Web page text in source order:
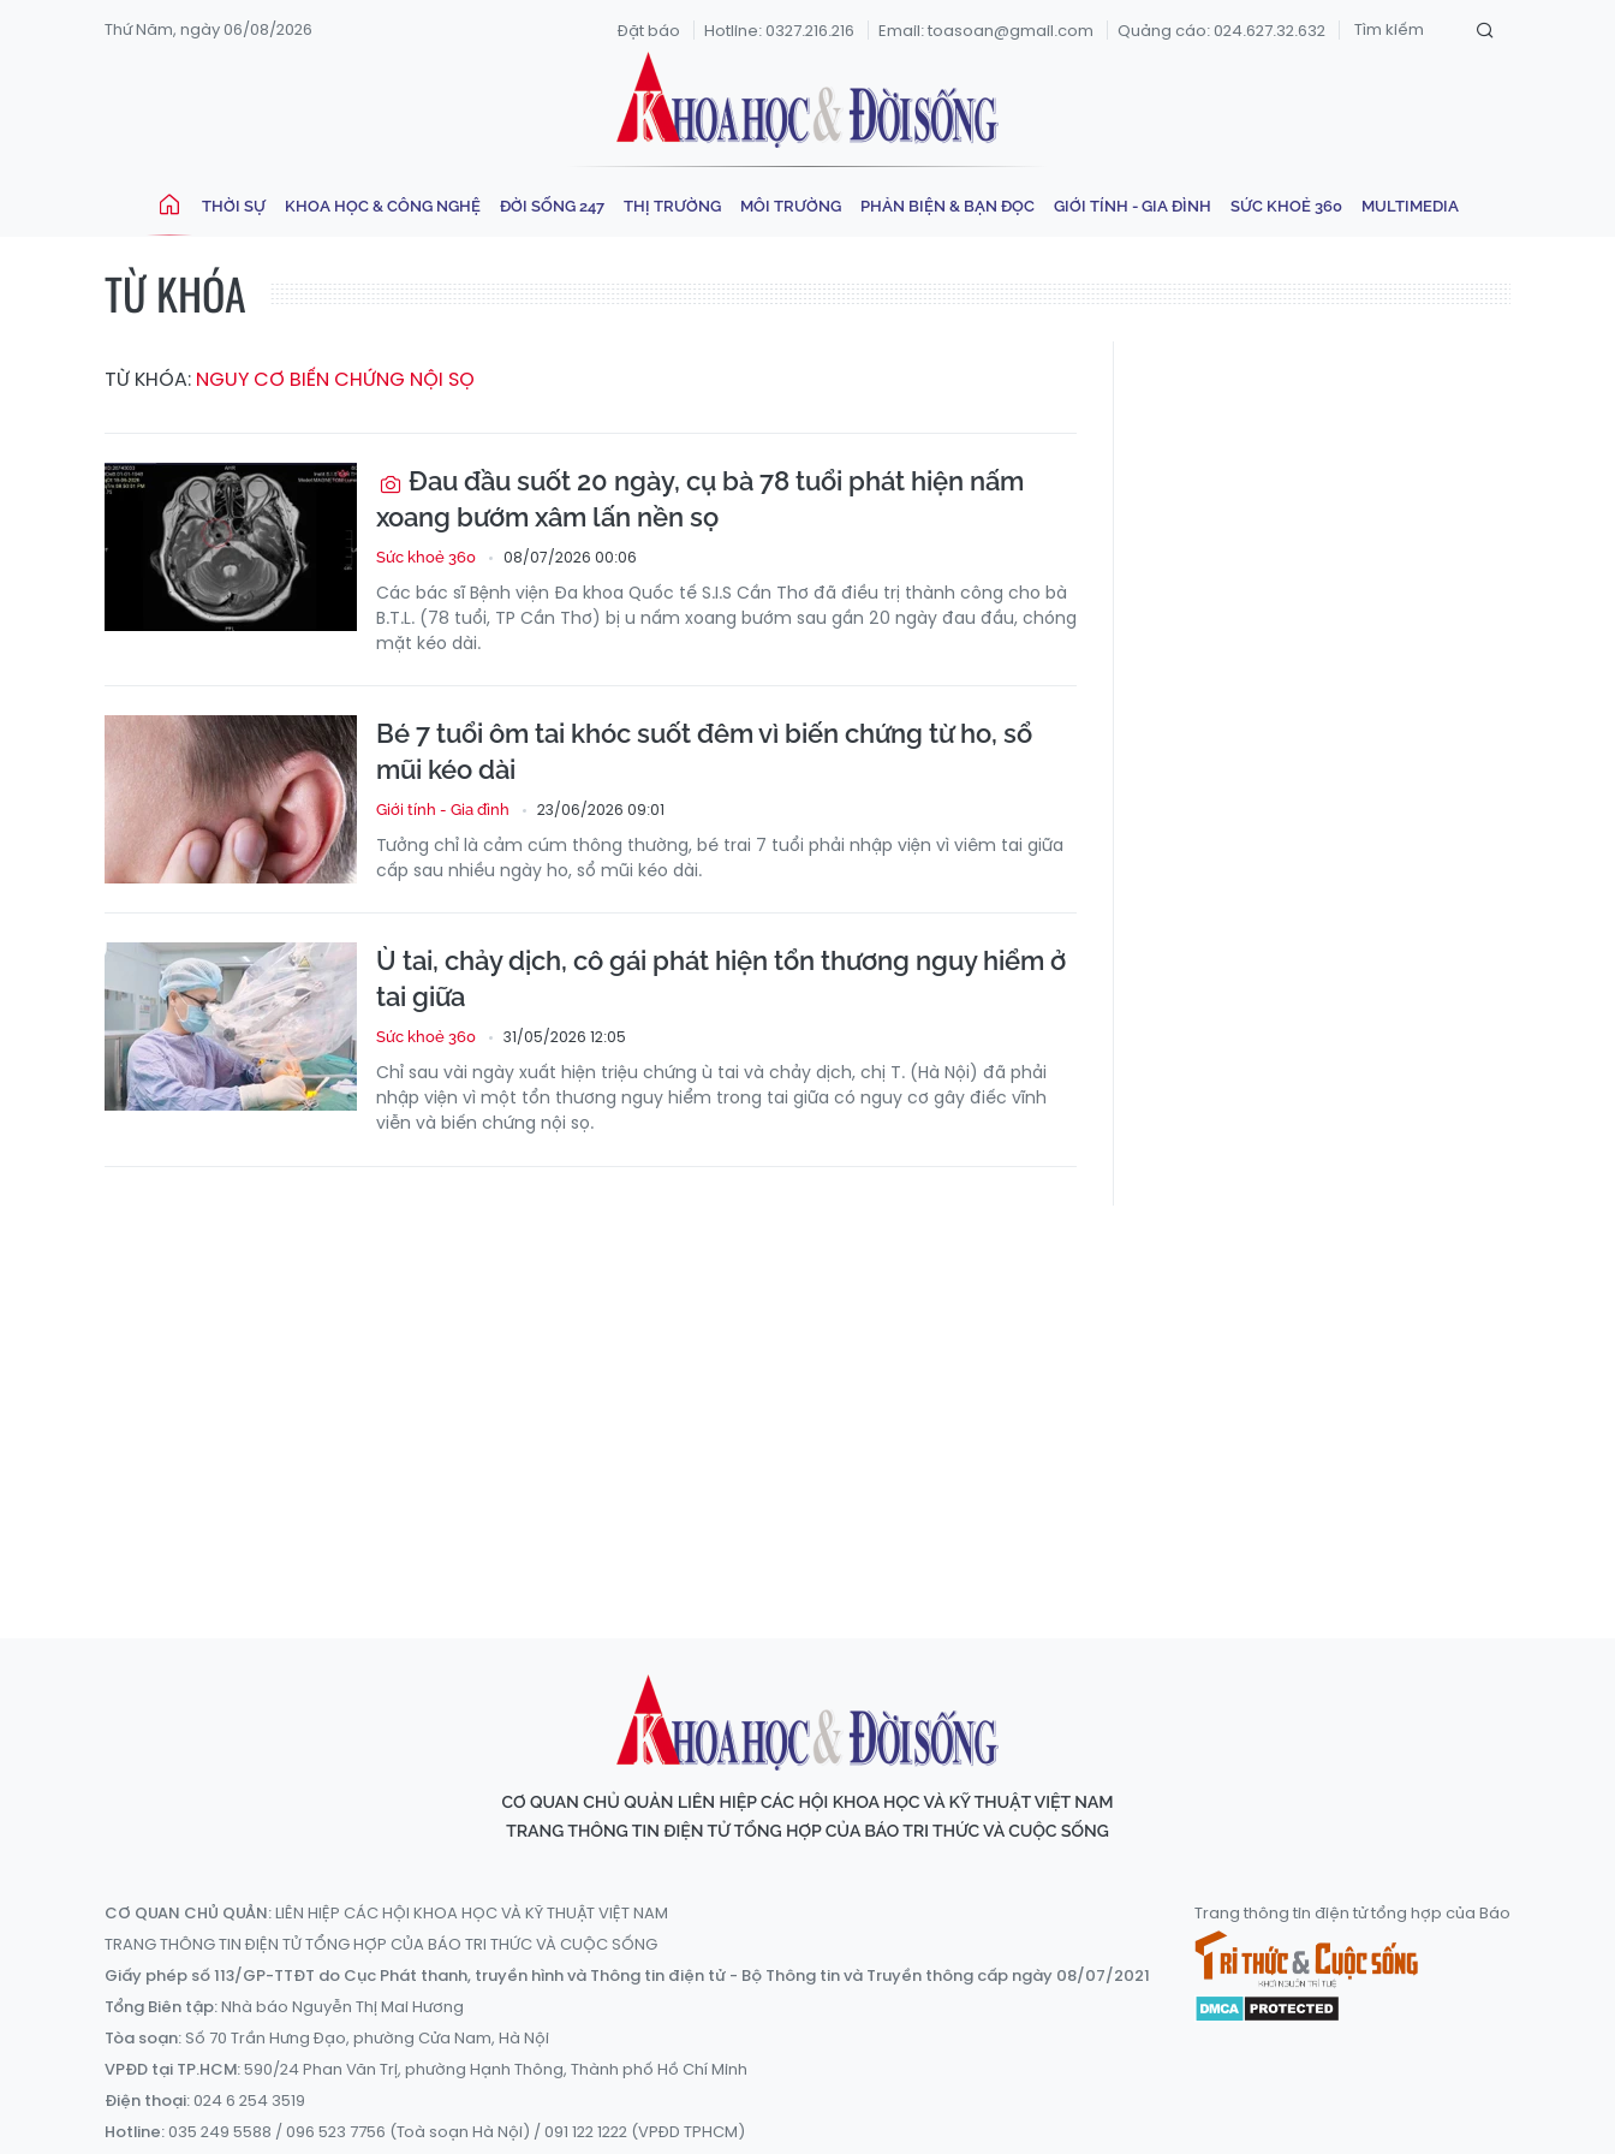
Thứ Năm, ngày 06/08/2026 Đặt báo Hotline: 0327.216.216 Email: toasoan@gmail.com Quảng cáo: 024.627.32.632
THỜI SỰ KHOA HỌC & CÔNG NGHỆ ĐỜI SỐNG 247 THỊ TRƯỜNG MÔI TRƯỜNG PHẢN BIỆN & BẠN ĐỌC GIỚI TÍNH - GIA ĐÌNH SỨC KHOẺ 360 MULTIMEDIA
TỪ KHÓA
TỪ KHÓA: NGUY CƠ BIẾN CHỨNG NỘI SỌ
Đau đầu suốt 20 ngày, cụ bà 78 tuổi phát hiện nấm
xoang bướm xâm lấn nền sọ
Sức khoẻ 360 08/07/2026 00:06
Các bác sĩ Bệnh viện Đa khoa Quốc tế S.I.S Cần Thơ đã điều trị thành công cho bà
B.T.L. (78 tuổi, TP Cần Thơ) bị u nấm xoang bướm sau gần 20 ngày đau đầu, chóng
mặt kéo dài.
Bé 7 tuổi ôm tai khóc suốt đêm vì biến chứng từ ho, sổ
mũi kéo dài
Giới tính - Gia đình 23/06/2026 09:01
Tưởng chỉ là cảm cúm thông thường, bé trai 7 tuổi phải nhập viện vì viêm tai giữa
cấp sau nhiều ngày ho, sổ mũi kéo dài.
Ù tai, chảy dịch, cô gái phát hiện tổn thương nguy hiểm ở
tai giữa
Sức khoẻ 360 31/05/2026 12:05
Chỉ sau vài ngày xuất hiện triệu chứng ù tai và chảy dịch, chị T. (Hà Nội) đã phải
nhập viện vì một tổn thương nguy hiểm trong tai giữa có nguy cơ gây điếc vĩnh
viễn và biến chứng nội sọ.
CƠ QUAN CHỦ QUẢN:LIÊN HIỆP CÁC HỘI KHOA HỌC VÀ KỸ THUẬT VIỆT NAM
TRANG THÔNG TIN ĐIỆN TỬ TỔNG HỢP CỦA BÁO TRI THỨC VÀ CUỘC SỐNG
Giấy phép số 113/GP-TTĐT do Cục Phát thanh, truyền hình và Thông tin điện tử - Bộ Thông tin và Truyền thông cấp ngày 08/07/2021
Tổng Biên tập:Nhà báo Nguyễn Thị Mai Hương
Tòa soạn:Số 70 Trần Hưng Đạo, phường Cửa Nam, Hà Nội
VPĐD tại TP.HCM:590/24 Phan Văn Trị, phường Hạnh Thông, Thành phố Hồ Chí Minh
Điện thoại:024 6 254 3519
Hotline:035 249 5588 / 096 523 7756 (Toà soạn Hà Nội) / 091 122 1222 (VPĐD TPHCM)
Trang thông tin điện tử tổng hợp của Báo